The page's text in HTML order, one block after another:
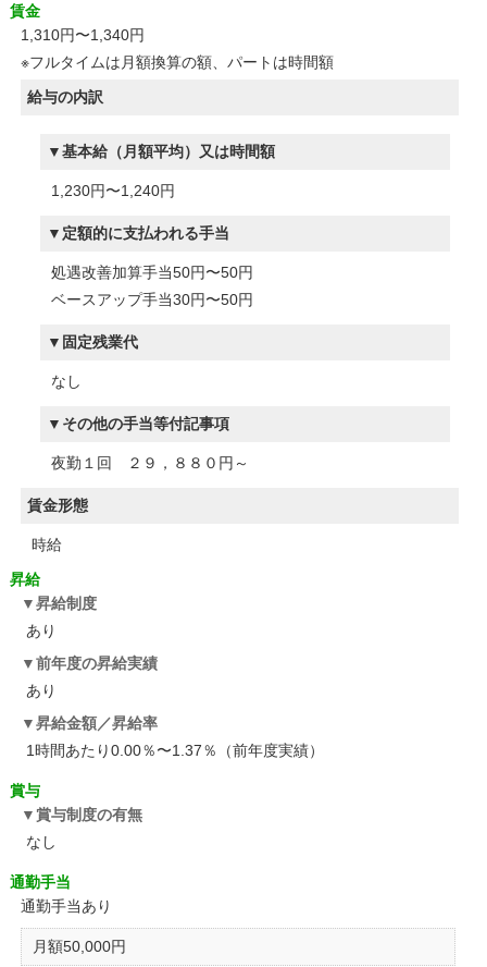
賃金
1,310円〜1,340円
※フルタイムは月額換算の額、パートは時間額
給与の内訳
基本給（月額平均）又は時間額
1,230円〜1,240円
定額的に支払われる手当
処遇改善加算手当50円〜50円
ベースアップ手当30円〜50円
固定残業代
なし
その他の手当等付記事項
夜勤１回 ２９，８８０円～
賃金形態
時給
昇給
昇給制度
あり
前年度の昇給実績
あり
昇給金額／昇給率
1時間あたり0.00％〜1.37％（前年度実績）
賞与
賞与制度の有無
なし
通勤手当
通勤手当あり
月額50,000円